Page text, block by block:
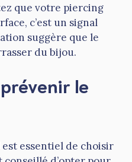
que votre piercing
c’est un signal
suggère que le
du bijou.
le
essentiel de choisir